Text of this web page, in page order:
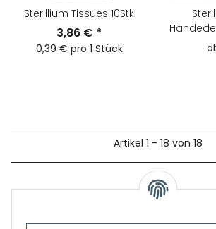
Sterillium Tissues 10Stk
3,86 € *
0,39 € pro 1 Stück
Artikel 1 - 18 von 18